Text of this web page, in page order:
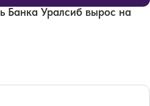
Банка Уралсиб вырос на